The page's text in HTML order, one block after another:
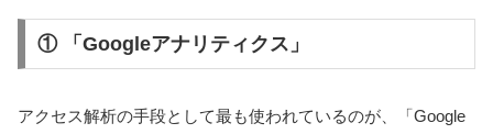
① 「Googleアナリティクス」
アクセス解析の手段として最も使われているのが、「Google